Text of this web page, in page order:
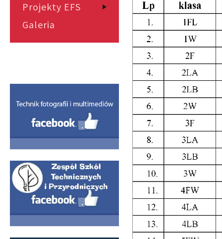
Projekty EFS
Galeria